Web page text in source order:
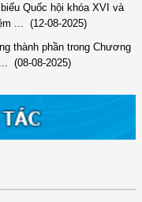
Quốc hội khóa XVI và
...
(12-08-2025)
thành phần trong Chương
(08-08-2025)
số 72-NQ/TW ngày
Đề án Hỗ trợ Phụ nữ khởi